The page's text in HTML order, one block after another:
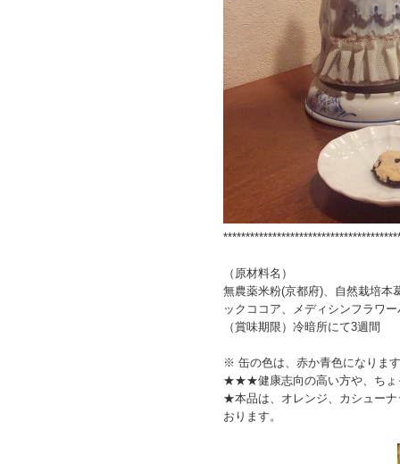
（原材料名）
無農薬米粉(京都府)、自然栽培本
ックココア、メディシンフラワ
（賞味期限）冷暗所にて3週間
※ 缶の色は、赤か青色になりま
★★★健康志向の高い方や、ち
★本品は、オレンジ、カシュー
おります。